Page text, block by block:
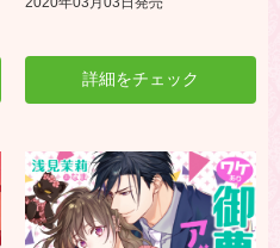
詳細をチェック